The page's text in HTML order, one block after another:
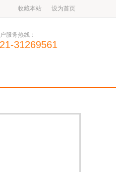
收藏本站 设为首页
服务热线：
31269561